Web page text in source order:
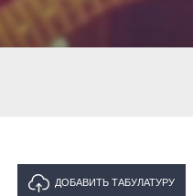
ДОБАВИТЬ ТАБУЛАТУРУ